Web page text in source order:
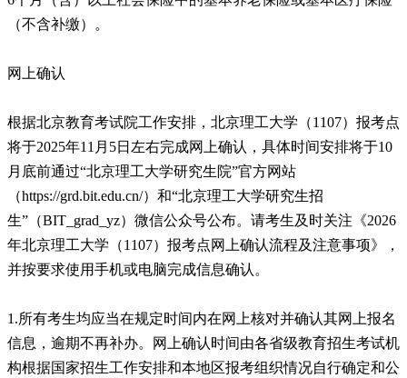
（不含补缴）。
网上确认
根据北京教育考试院工作安排，北京理工大学（1107）报考点
将于2025年11月5日左右完成网上确认，具体时间安排将于10
月底前通过“北京理工大学研究生院”官方网站
（https://grd.bit.edu.cn/）和“北京理工大学研究生招
生”（BIT_grad_yz）微信公众号公布。请考生及时关注《2026
年北京理工大学（1107）报考点网上确认流程及注意事项》，
并按要求使用手机或电脑完成信息确认。
1.所有考生均应当在规定时间内在网上核对并确认其网上报名
信息，逾期不再补办。网上确认时间由各省级教育招生考试机
构根据国家招生工作安排和本地区报考组织情况自行确定和公